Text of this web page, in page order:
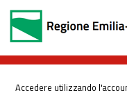
Accedere utilizzando